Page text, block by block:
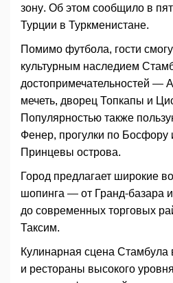
зону. Об этом сообщило в
Турции в Туркменистане.
Помимо футбола, гости
культурным наследием
достопримечательностей —
мечеть, дворец Топкапы и
Популярностью также
Фенер, прогулки по Босфору
Принцевы острова.
Город предлагает широкие
шопинга — от Гранд-базара и
до современных торговых
Таксим.
Кулинарная сцена Стамбула
и рестораны высокого